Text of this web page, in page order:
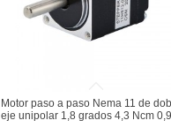
Motor paso a paso Nema 11 de
eje unipolar 1,8 grados 4,3 Ncm